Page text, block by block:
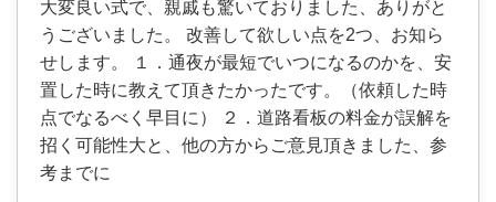
大変良い式で、親戚も驚いておりました、ありがと
うございました。 改善して欲しい点を2つ、お知ら
せします。 １．通夜が最短でいつになるのかを、安
置した時に教えて頂きたかったです。（依頼した時
点でなるべく早目に） ２．道路看板の料金が誤解を
招く可能性大と、他の方からご意見頂きました、参
考までに